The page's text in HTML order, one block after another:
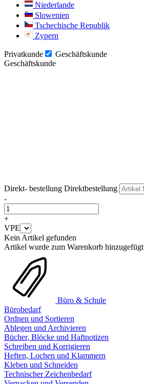
Niederlande
Slowenien
Tschechische Republik
Zypern
Privatkunde
Geschäftskunde
Geschäftskunde
Direkt- bestellung Direktbestellung
-
+
VPE
Kein Artikel gefunden
Artikel wurde zum Warenkorb hinzugefügt
Büro & Schule
Bürobedarf
Ordnen und Sortieren
Ablegen und Archivieren
Bücher, Blöcke und Haftnotizen
Schreiben und Korrigieren
Heften, Lochen und Klammern
Kleben und Schneiden
Technischer Zeichenbedarf